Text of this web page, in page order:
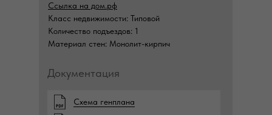
Документация
Ссылка на дом.рф
Класс недвижимости: Типовой
Количество подъездов: 1
Материал стен: Монолит-кирпич
Схема генплана